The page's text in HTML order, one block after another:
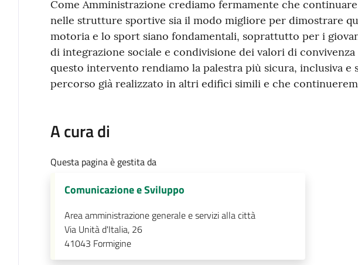
Come Amministrazione crediamo fermamente che
nelle strutture sportive sia il modo migliore per dimostrare
motoria e lo sport siano fondamentali, soprattutto per i
di integrazione sociale e condivisione dei valori di convivenza
questo intervento rendiamo la palestra più sicura, inclusiva e
percorso già realizzato in altri edifici simili e che
A cura di
Questa pagina è gestita da
Comunicazione e Sviluppo
Area amministrazione generale e servizi alla città
Via Unità d'Italia, 26
41043 Formigine